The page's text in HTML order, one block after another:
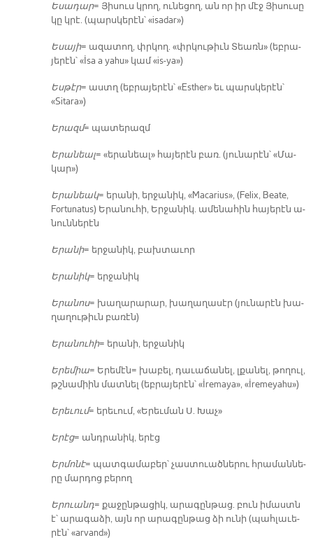
Ե­սա­դար= Յի­սուս կրող, ու­նե­ցող, ան որ իր մէջ Յի­սու­սը
կը կրէ. (պարս­կե­րէն՝ «isadar»)
Ե­սա­յի= ա­զա­տող, փրկող. «փրկու­թիւն Տեառն» (եբ­րա­
յե­րէն՝ «İsa a yahu» կամ «is-ya»)
Ես­թէր= աստղ (եբ­րա­յե­րէն՝ «Esther» եւ պարս­կե­րէն՝
«Sitara»)
Ե­րազմ= պա­տե­րազմ
Ե­րա­նեալ= «ե­րա­նեալ» հա­յե­րէն բառ. (յու­նա­րէն՝ «Մա­
կար»)
Ե­րա­նեակ= ե­րա­նի, եր­ջա­նիկ, «Macarius», (Felix, Beate,
Fortunatus) Ե­րա­նու­հի, Եր­ջա­նիկ. ա­մե­նա­հին հա­յե­րէն ա­
նուն­նե­րէն
Ե­րա­նի= եր­ջա­նիկ, բախ­տա­ւոր
Ե­րա­նիկ= եր­ջա­նիկ
Ե­րա­նոս= խա­ղա­րա­րար, խա­ղա­ղա­սէր (յու­նա­րէն խա­
ղա­ղու­թիւն բա­ռէն)
Ե­րա­նու­հի= ե­րա­նի, եր­ջա­նիկ
Ե­րե­միա= Ե­րե­մէն= խա­բել, դա­ւա­ճա­նել, լքա­նել, թո­ղուլ,
թշնա­միին մատ­նել (եբ­րա­յե­րէն՝ «İremaya», «İremeyahu»)
Ե­րե­ւում= ե­րե­ւում, «Ե­րեւ­ման Ս. Խաչ»
Ե­րէց= անդ­րա­նիկ, ե­րէց
Եր­մո­նէ= պատ­գա­մա­բեր՝ չաս­տուած­նե­րու հրա­ման­նե­
րը մար­դոց բե­րող
Ե­րուանդ= քա­ջըն­թա­ցիկ, ա­րա­գըն­թաց. բուն ի­մաստն
է՝ ա­րա­գա­ձի, այն որ ա­րա­գըն­թաց ձի ու­նի (պահ­լա­ւե­
րէն՝ «arvand»)